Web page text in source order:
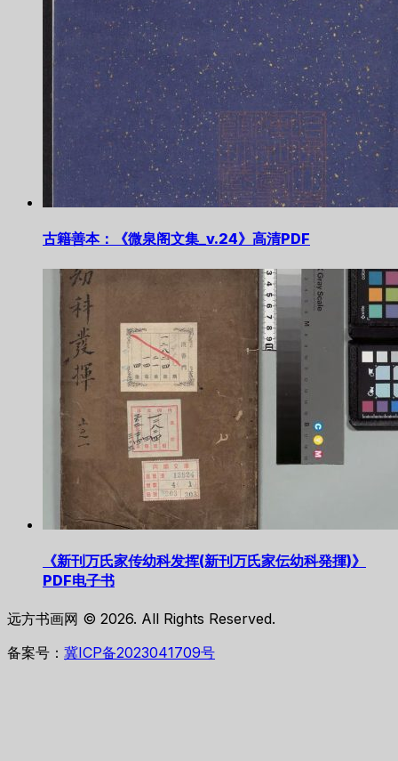
古籍善本：《微泉阁文集_v.24》高清PDF
《新刊万氏家传幼科发挥(新刊万氏家伝幼科発揮)》
PDF电子书
远方书画网 © 2026. All Rights Reserved.
备案号： 冀ICP备2023041709号